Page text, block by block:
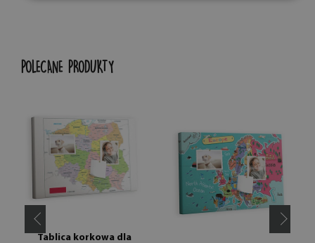
POLECANE PRODUKTY
Tablica korkowa dla